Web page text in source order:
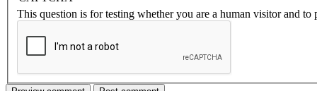
This question is for testing whether you are a human visitor and to